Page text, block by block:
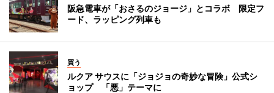
阪急電車が「おさるのジョージ」とコラボ 限定フ
ード、ラッピング列車も
買う
ルクア サウスに「ジョジョの奇妙な冒険」公式シ
ョップ 「悪」テーマに